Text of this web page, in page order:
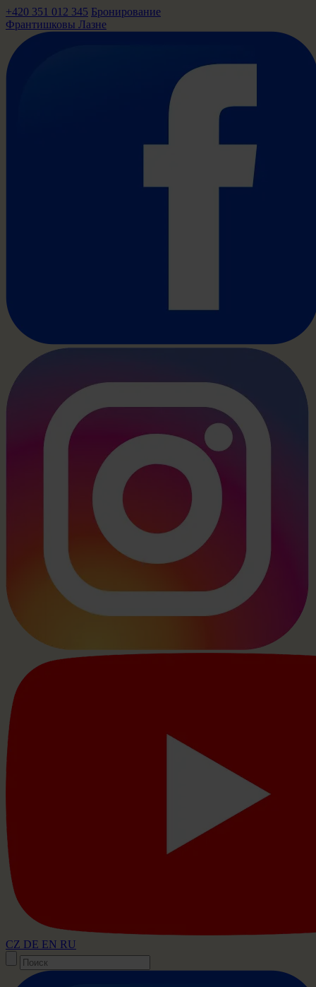
+420 351 012 345 Бронирование
Франтишковы Лазне
CZ DE EN RU